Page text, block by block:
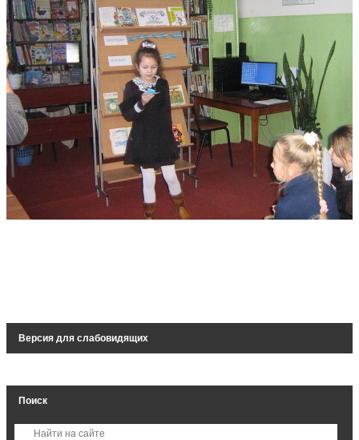
Версия для слабовидящих
Поиск